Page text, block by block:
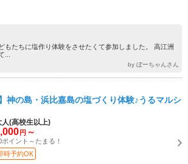
もたちに塩作り体験をさせたくて参加しました。 高江洲
...
by ぼーちゃんさん
神の島・浜比嘉島の塩づくり体験♪うるマルシ
人(高校生以上)
円 ～
ポイント～たまる！
時予約OK